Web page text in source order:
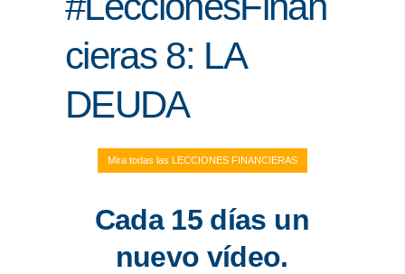
MAPA
ENLACES
cieras 8: LA
DEUDA
Mira todas las LECCIONES FINANCIERAS
Cada 15 días un
nuevo vídeo.